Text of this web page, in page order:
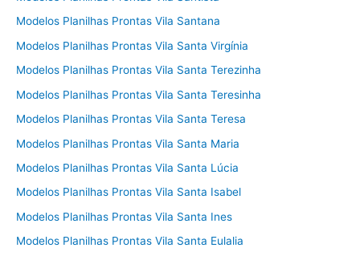
Modelos Planilhas Prontas Vila Santana
Modelos Planilhas Prontas Vila Santa Virgínia
Modelos Planilhas Prontas Vila Santa Terezinha
Modelos Planilhas Prontas Vila Santa Teresinha
Modelos Planilhas Prontas Vila Santa Teresa
Modelos Planilhas Prontas Vila Santa Maria
Modelos Planilhas Prontas Vila Santa Lúcia
Modelos Planilhas Prontas Vila Santa Isabel
Modelos Planilhas Prontas Vila Santa Ines
Modelos Planilhas Prontas Vila Santa Eulalia